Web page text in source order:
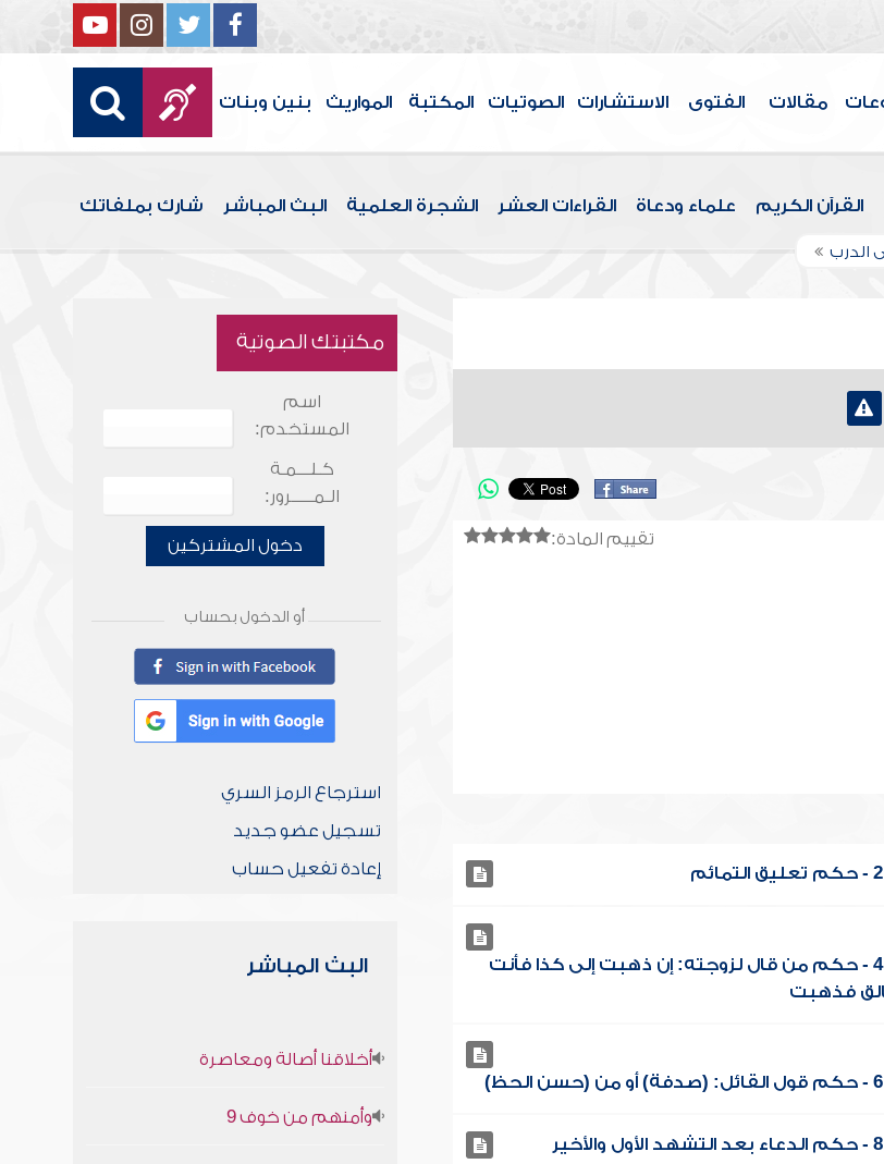
مقالات الفتوى الاستشارات الصوتيات المكتبة المواريث بنين وبنات
القرآن الكريم علماء ودعاة القراءات العشر الشجرة العلمية البث المباشر شارك بملفاتك
الدرب
تقييم المادة:
2 - حكم تعليق التمائم
4 - حكم من قال لزوجته: إن ذهبت إلى كذا فأنت
فذهبت
6 - حكم قول القائل: (صدفة) أو من (حسن الحظ)
8 - حكم الدعاء بعد التشهد الأول والأخير
مكتبتك الصوتية
اسم
المستخدم:
كـلـــمـة
الـمـــــرور:
دخول المشتركين
أو الدخول بحساب
استرجاع الرمز السري
تسجيل عضو جديد
إعادة تفعيل حساب
البث المباشر
أخلاقنا أصالة ومعاصرة
وأمنهم من خوف 9